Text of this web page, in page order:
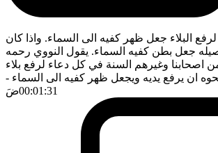
لرفع البلاء جعل ظهر كفيه الى السماء. واذا كان
جعل بطن كفيه السماء. يقول النووي رحمه
اصحابنا وغيرهم السنة في كل دعاء لرفع بلاء
ان يرفع يديه ويجعل ظهر كفيه الى السماء -
00:01:31ضَ